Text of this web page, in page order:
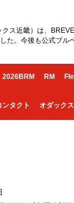
ス近畿）は、
た。今後も公式ブル
2026BRM RM
ンタクト オダック